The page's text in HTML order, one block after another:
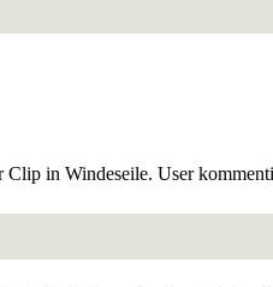
in Windeseile. User